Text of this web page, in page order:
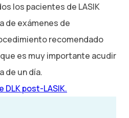
los pacientes de LASIK
de exámenes de
recomendado
es muy importante acudir
de un día.
DLK post-LASIK.